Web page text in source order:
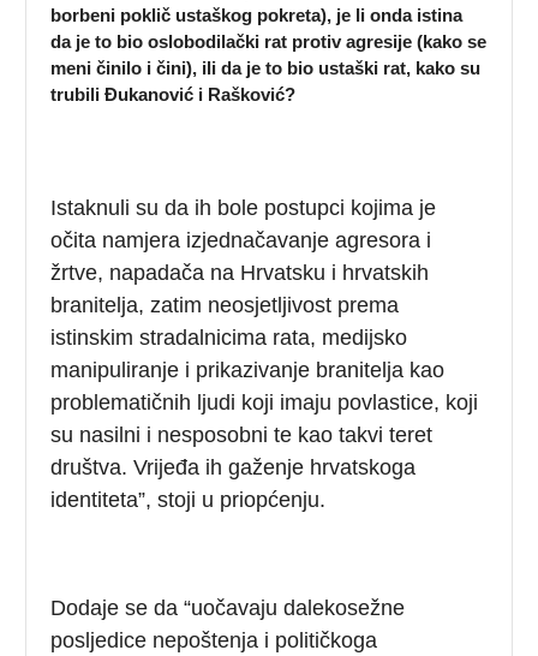
borbeni poklič ustaškog pokreta), je li onda istina
da je to bio oslobodilački rat protiv agresije (kako se
meni činilo i čini), ili da je to bio ustaški rat, kako su
trubili Đukanović i Rašković?
Istaknuli su da ih bole postupci kojima je
očita namjera izjednačavanje agresora i
žrtve, napadača na Hrvatsku i hrvatskih
branitelja, zatim neosjetljivost prema
istinskim stradalnicima rata, medijsko
manipuliranje i prikazivanje branitelja kao
problematičnih ljudi koji imaju povlastice, koji
su nasilni i nesposobni te kao takvi teret
društva. Vrijeđa ih gaženje hrvatskoga
identiteta”, stoji u priopćenju.
Dodaje se da “uočavaju dalekosežne
posljedice nepoštenja i političkoga